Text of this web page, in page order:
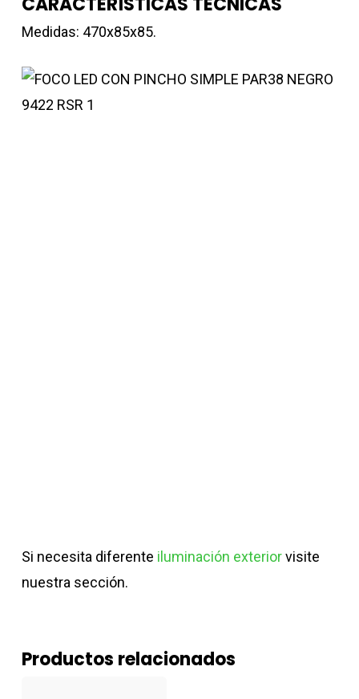
Medidas: 470x85x85.
Si necesita diferente iluminación exteriorvisite
nuestra sección.
Productos relacionados